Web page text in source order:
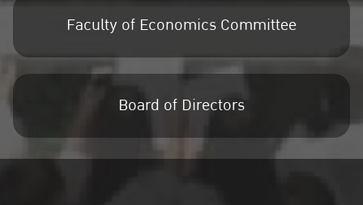
Faculty of Economics Committee
Board of Directors